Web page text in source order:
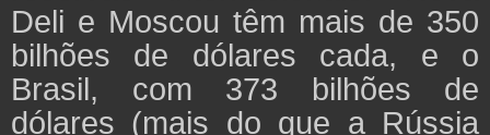
Deli e Moscou têm mais de 350
bilhões de dólares cada, e o
Brasil, com 373 bilhões de
dólares (mais do que a Rússia